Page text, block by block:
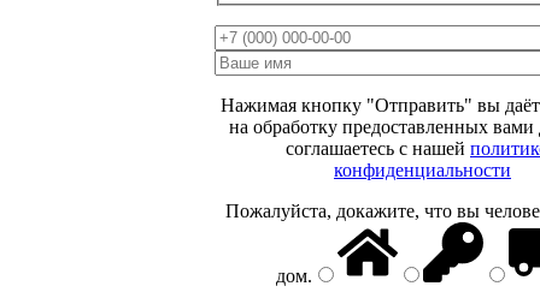
Нажимая кнопку "Отправить" вы
на обработку предоставленных
соглашаетесь с нашей
конфиденциальности
Пожалуйста, докажите, что вы
дом.